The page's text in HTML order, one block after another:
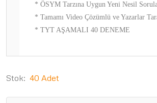
* ÖSYM Tarzına Uygun Yeni Nesil
* Tamamı Video Çözümlü ve Yazarlar
* TYT AŞAMALI 40 DENEME
Stok: 40 Adet